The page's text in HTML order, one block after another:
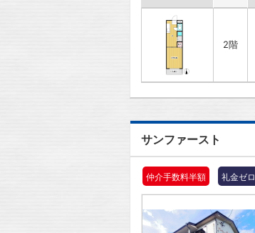
2階
サンファースト
仲介手数料半額 礼金ゼロ